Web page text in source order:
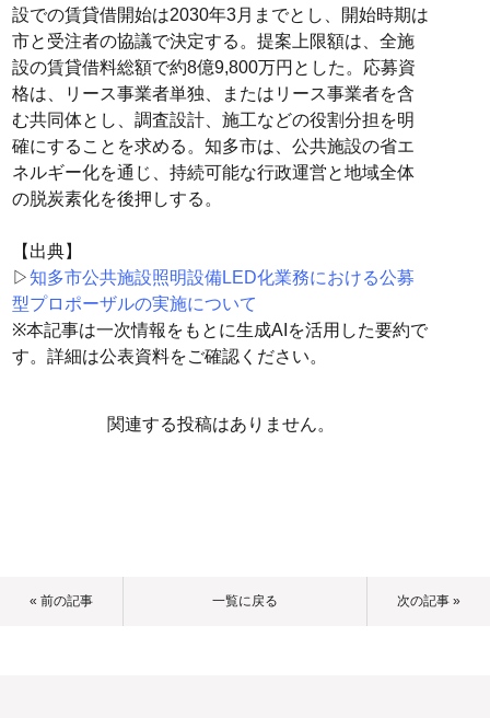
設での賃貸借開始は2030年3月までとし、開始時期は
市と受注者の協議で決定する。提案上限額は、全施
設の賃貸借料総額で約8億9,800万円とした。応募資
格は、リース事業者単独、またはリース事業者を含
む共同体とし、調査設計、施工などの役割分担を明
確にすることを求める。知多市は、公共施設の省エ
ネルギー化を通じ、持続可能な行政運営と地域全体
の脱炭素化を後押しする。
【出典】
▷知多市公共施設照明設備LED化業務における公募
型プロポーザルの実施について
※本記事は一次情報をもとに生成AIを活用した要約で
す。詳細は公表資料をご確認ください。
関連する投稿はありません。
« 前の記事 一覧に戻る 次の記事 »